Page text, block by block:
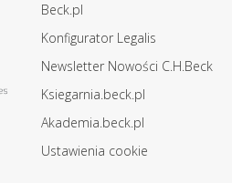
Beck.pl
Konfigurator Legalis
Newsletter Nowości C.H.Beck
Ksiegarnia.beck.pl
Akademia.beck.pl
Ustawienia cookie